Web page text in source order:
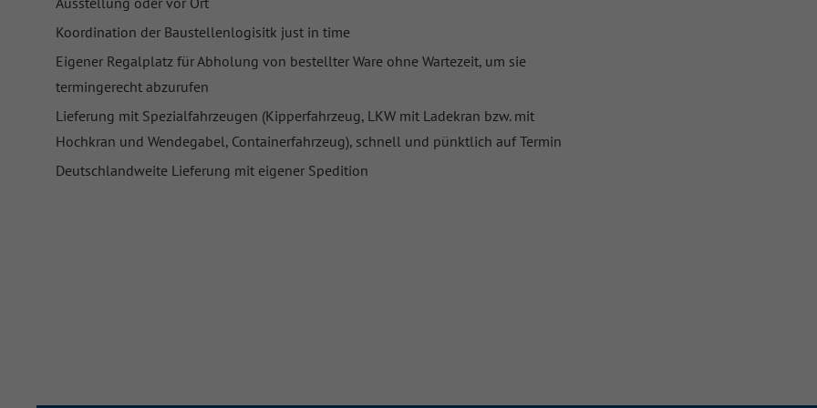
Koordination der Baustellenlogisitk just in time
Eigener Regalplatz für Abholung von bestellter Ware ohne Wartezeit, um sie
termingerecht abzurufen
Lieferung mit Spezialfahrzeugen (Kipperfahrzeug, LKW mit Ladekran bzw. mit
Hochkran und Wendegabel, Containerfahrzeug), schnell und pünktlich auf Termin
Deutschlandweite Lieferung mit eigener Spedition